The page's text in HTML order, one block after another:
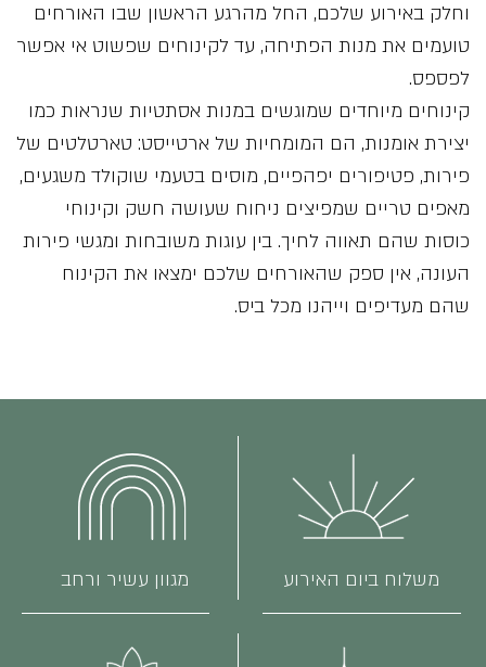
וחלק באירוע שלכם, החל מהרגע הראשון שבו האורחים
טועמים את מנות הפתיחה, עד לקינוחים שפשוט אי אפשר
לפספס.
קינוחים מיוחדים שמוגשים במנות אסתטיות שנראות כמו
יצירת אומנות, הם המומחיות של ארטייסט: טארטלטים של
פירות, פטיפורים יפהפיים, מוסים בטעמי שוקולד משגעים,
מאפים טריים שמפיצים ניחוח שעושה חשק וקינוחי
כוסות שהם תאווה לחיך. בין עוגות משובחות ומגשי פירות
העונה, אין ספק שהאורחים שלכם ימצאו את הקינוח
שהם מעדיפים וייהנו מכל ביס.
משלוח ביום האירוע מגוון עשיר ורחב